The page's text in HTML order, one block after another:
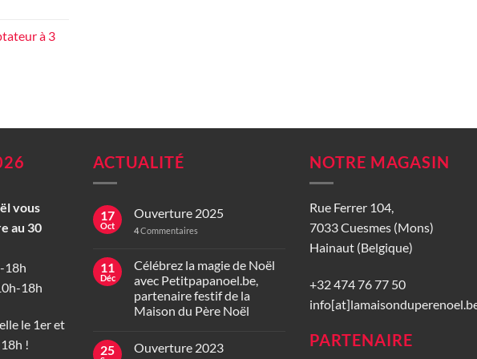
à 3
vous
au 30
18h
18h
le 1er et
!
ACTUALITÉ
17
Oct
Ouverture 2025
4Commentaires
11
Déc
Célébrez la magie de Noël
avec Petitpapanoel.be,
partenaire festif de la
Maison du Père Noël
25 Ouverture 2023
NOTRE MAGASIN
Rue Ferrer 104,
7033 Cuesmes (Mons)
Hainaut (Belgique)
+32 474 76 77 50
PARTENAIRE